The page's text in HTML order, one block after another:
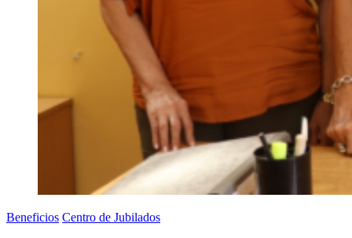
Beneficios Centro de Jubilados